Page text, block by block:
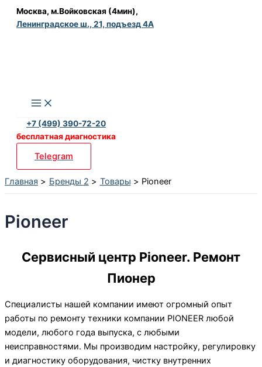
Перейти
Москва, м.Войковская (4мин),
Ленинградское ш., 21, подъезд 4А
+7 (499) 390-72-20
бесплатная диагностика
Telegram
Главная Бренды 2 Товары Pioneer
Pioneer
Сервисный центр Pioneer. Ремонт
Пионер
Специалисты нашей компании имеют огромный опыт
работы по ремонту техники компании PIONEER любой
модели, любого года выпуска, с любыми
неисправностями. Мы производим настройку, регулировку
и диагностику оборудования, чистку внутренних